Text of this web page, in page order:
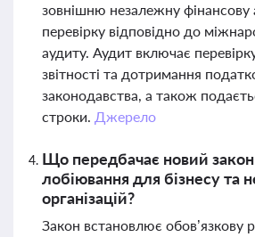
зовнішню незалежну фінансову
перевірку відповідно до
аудиту. Аудит включає
звітності та дотримання
законодавства, а також
строки. Джерело
Що передбачає новий
лобіювання для бізнесу та
організацій?
Закон встановлює обов’язкову